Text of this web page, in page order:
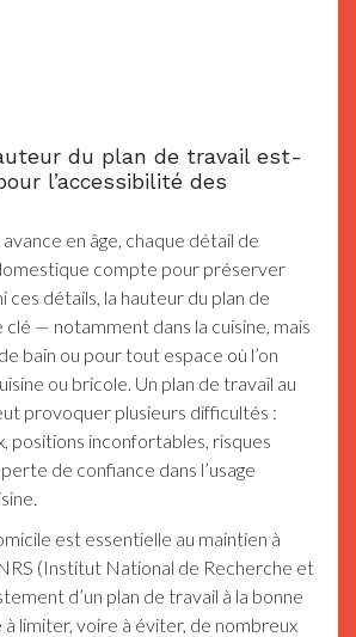
du plan de travail est-
l’accessibilité des
avance en âge, chaque détail de
compte pour préserver
ces détails, la hauteur du plan de
clé — notamment dans la cuisine, mais
bain ou pour tout espace où l’on
ou bricole. Un plan de travail au
provoquer plusieurs difficultés :
positions inconfortables, risques
de confiance dans l’usage
est essentielle au maintien à
(Institut National de Recherche et
d’un plan de travail à la bonne
limiter, voire à éviter, de nombreux